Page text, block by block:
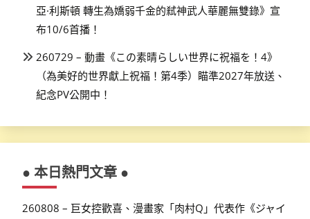
亞·利斯頓 轉生為嬌弱千金的弒神武人華麗無雙錄》宣
布10/6首播！
260729 – 動畫《この素晴らしい世界に祝福を！4》
（為美好的世界獻上祝福！第4季）瞄準2027年放送、
紀念PV公開中！
● 本日熱門文章 ●
260808 – 巨女控歡喜、漫畫家「肉村Q」代表作《ジャイ